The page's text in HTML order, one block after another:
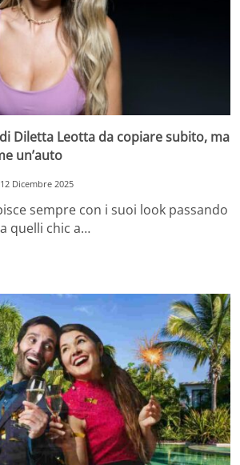
Diletta Leotta da copiare subito, ma
un’auto
12 Dicembre 2025
sempre con i suoi look passando
quelli chic a…